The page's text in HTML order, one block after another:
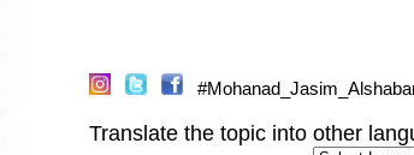
Translate the topic into other